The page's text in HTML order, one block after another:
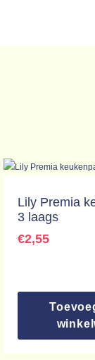
Lily Premia
3 laags
€2,55